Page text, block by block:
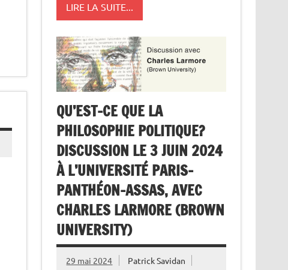
LIRE LA SUITE...
QU’EST-CE QUE LA
PHILOSOPHIE POLITIQUE?
DISCUSSION LE 3 JUIN 2024
À L’UNIVERSITÉ PARIS-
PANTHÉON-ASSAS, AVEC
CHARLES LARMORE (BROWN
UNIVERSITY)
29 mai 2024 Patrick Savidan